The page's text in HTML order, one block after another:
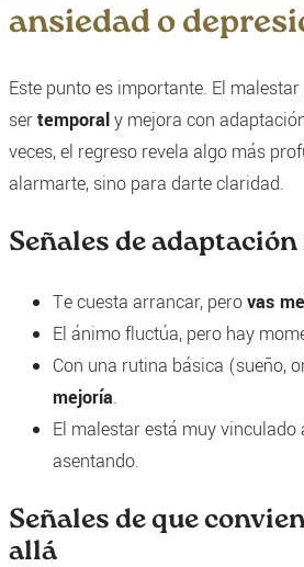
ansiedad o
Este punto es importante. El
sertemporaly mejora con
veces, el regreso revela algo más
alarmarte, sino para darte claridad.
Señales de
Te cuesta arrancar, perovas
El ánimo fluctúa, pero hay
Con una rutina básica (sueño,
mejoría.
El malestar está muy vinculado
asentando.
Señales de que
allá